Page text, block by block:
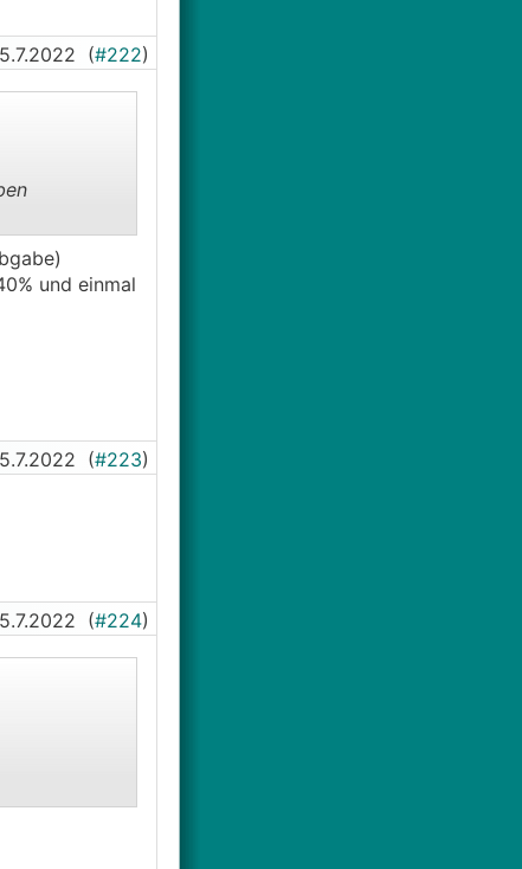
wenn ich das
(#222)
und einmal
(#223)
(#224)